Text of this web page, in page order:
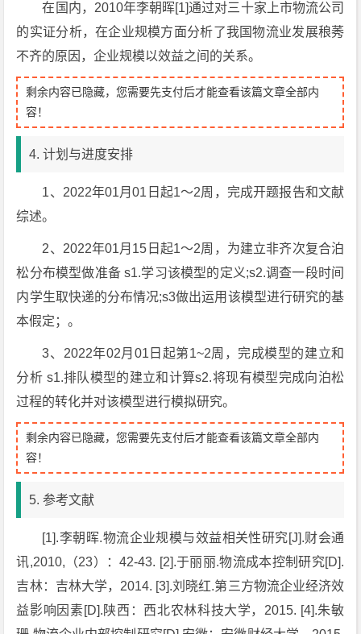
在国内，2010年李朝晖[1]通过对三十家上市物流公司
的实证分析，在企业规模方面分析了我国物流业发展稂莠
不齐的原因，企业规模以效益之间的关系。
剩余内容已隐藏，您需要先支付后才能查看该篇文章全部内
容！
4. 计划与进度安排
1、2022年01月01日起1～2周，完成开题报告和文献
综述。
2、2022年01月15日起1～2周，为建立非齐次复合泊
松分布模型做准备 s1.学习该模型的定义;s2.调查一段时间
内学生取快递的分布情况;s3做出运用该模型进行研究的基
本假定；。
3、2022年02月01日起第1~2周，完成模型的建立和
分析 s1.排队模型的建立和计算s2.将现有模型完成向泊松
过程的转化并对该模型进行模拟研究。
剩余内容已隐藏，您需要先支付后才能查看该篇文章全部内
容！
5. 参考文献
[1].李朝晖.物流企业规模与效益相关性研究[J].财会通
讯,2010,（23）：42-43. [2].于丽丽.物流成本控制研究[D].
吉林：吉林大学，2014. [3].刘晓红.第三方物流企业经济效
益影响因素[D].陕西：西北农林科技大学，2015. [4].朱敏